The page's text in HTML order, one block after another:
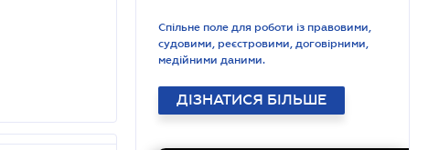
Спільне поле для роботи із правовими,
судовими, реєстровими, договірними,
медійними даними.
ДІЗНАТИСЯ БІЛЬШЕ